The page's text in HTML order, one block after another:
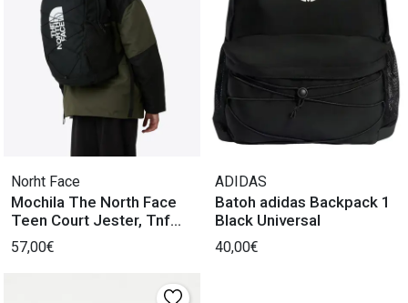
Norht Face
Mochila The North Face
Teen Court Jester, Tnf
Negr
57,00€
ADIDAS
Batoh adidas Backpack 1
Black Universal
40,00€